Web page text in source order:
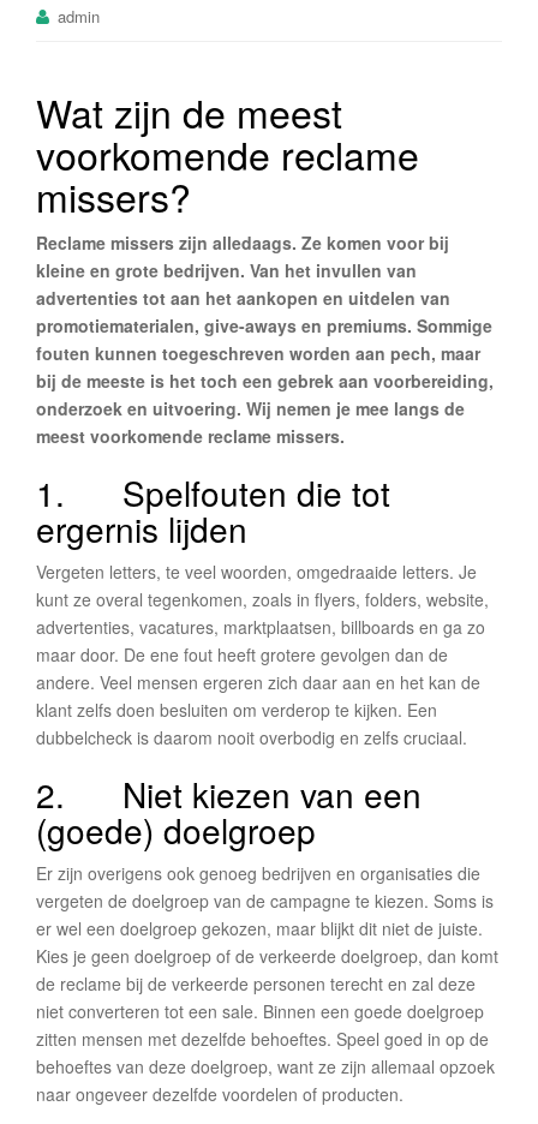
admin
Wat zijn de meest
voorkomende reclame
missers?
Reclame missers zijn alledaags. Ze komen voor bij
kleine en grote bedrijven. Van het invullen van
advertenties tot aan het aankopen en uitdelen van
promotiematerialen, give-aways en premiums. Sommige
fouten kunnen toegeschreven worden aan pech, maar
bij de meeste is het toch een gebrek aan voorbereiding,
onderzoek en uitvoering. Wij nemen je mee langs de
meest voorkomende reclame missers.
1. Spelfouten die tot
ergernis lijden
Vergeten letters, te veel woorden, omgedraaide letters. Je
kunt ze overal tegenkomen, zoals in flyers, folders, website,
advertenties, vacatures, marktplaatsen, billboards en ga zo
maar door. De ene fout heeft grotere gevolgen dan de
andere. Veel mensen ergeren zich daar aan en het kan de
klant zelfs doen besluiten om verderop te kijken. Een
dubbelcheck is daarom nooit overbodig en zelfs cruciaal.
2. Niet kiezen van een
(goede) doelgroep
Er zijn overigens ook genoeg bedrijven en organisaties die
vergeten de doelgroep van de campagne te kiezen. Soms is
er wel een doelgroep gekozen, maar blijkt dit niet de juiste.
Kies je geen doelgroep of de verkeerde doelgroep, dan komt
de reclame bij de verkeerde personen terecht en zal deze
niet converteren tot een sale. Binnen een goede doelgroep
zitten mensen met dezelfde behoeftes. Speel goed in op de
behoeftes van deze doelgroep, want ze zijn allemaal opzoek
naar ongeveer dezelfde voordelen of producten.